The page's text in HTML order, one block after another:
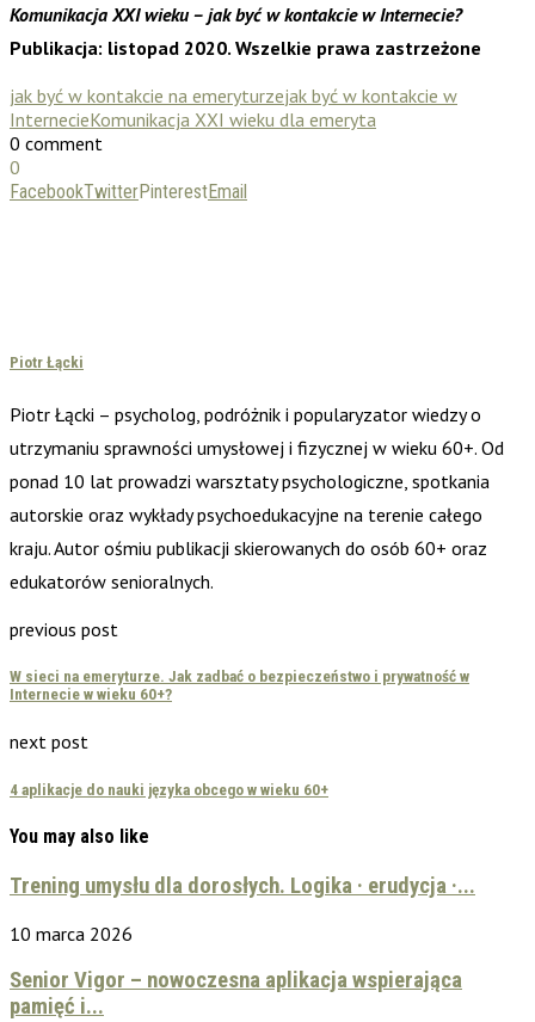
Komunikacja XXI wieku – jak być w kontakcie w Internecie?
Publikacja: listopad 2020. Wszelkie prawa zastrzeżone
jak być w kontakcie na emeryturzejak być w kontakcie w
InternecieKomunikacja XXI wieku dla emeryta
0 comment
0
FacebookTwitterPinterestEmail
Piotr Łącki
Piotr Łącki – psycholog, podróżnik i popularyzator wiedzy o
utrzymaniu sprawności umysłowej i fizycznej w wieku 60+. Od
ponad 10 lat prowadzi warsztaty psychologiczne, spotkania
autorskie oraz wykłady psychoedukacyjne na terenie całego
kraju. Autor ośmiu publikacji skierowanych do osób 60+ oraz
edukatorów senioralnych.
previous post
W sieci na emeryturze. Jak zadbać o bezpieczeństwo i prywatność w
Internecie w wieku 60+?
next post
4 aplikacje do nauki języka obcego w wieku 60+
You may also like
Trening umysłu dla dorosłych. Logika · erudycja ·...
10 marca 2026
Senior Vigor – nowoczesna aplikacja wspierająca
pamięć i...